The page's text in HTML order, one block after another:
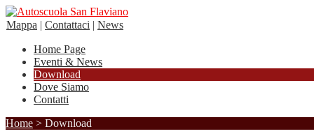
Mappa | Contattaci | News
Home Page
Eventi & News
Download
Dove Siamo
Contatti
Home > Download